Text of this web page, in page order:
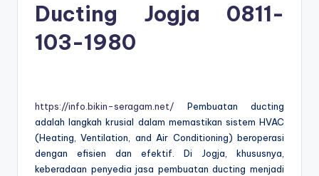
Ducting Jogja 0811-
103-1980
https://info.bikin-seragam.net/ Pembuatan ducting
adalah langkah krusial dalam memastikan sistem HVAC
(Heating, Ventilation, and Air Conditioning) beroperasi
dengan efisien dan efektif. Di Jogja, khususnya,
keberadaan penyedia jasa pembuatan ducting menjadi